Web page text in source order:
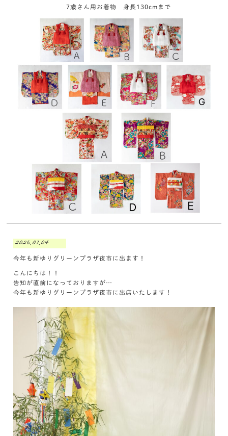
7歳さん用お着物 身長130cmまで
2026.07.04
今年も新ゆりグリーンプラザ夜市に出ます！
こんにちは！！
告知が直前になっておりますが…
今年も新ゆりグリーンプラザ夜市に出店いたします！